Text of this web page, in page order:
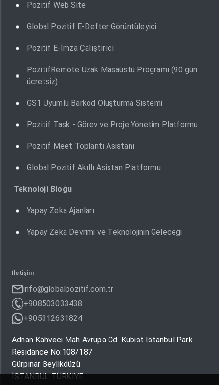
Pozitif Web Site
Global Pozitif E-Defter Görüntüleyici
Pozitif E-İmza Çalıştırıcı
PozitifRemote Uzak Masaüstü Programı (90 gün
ücretsiz)
GS1 Uyumlu Barkod Oluşturma Sistemi
Pozitif Task - Görev ve Proje Yönetim Platformu
Pozitif Meet Toplantı Asistanı
Global Pozitif Akıllı Asistan Platformu
Teknoloji Bloğu
Yapay Zeka Ajanları
Yapay Zeka Devrimi ve Teknolojinin Geleceği
İletişim
info@globalpozitif.com.tr
+908503033438
+905312631824
Adnan Kahveci Mah Avrupa Cd. Kubist İstanbul Park
Residance No:108/187
Gürpınar Beylikdüzü
İSTANBUL TÜRKIYE